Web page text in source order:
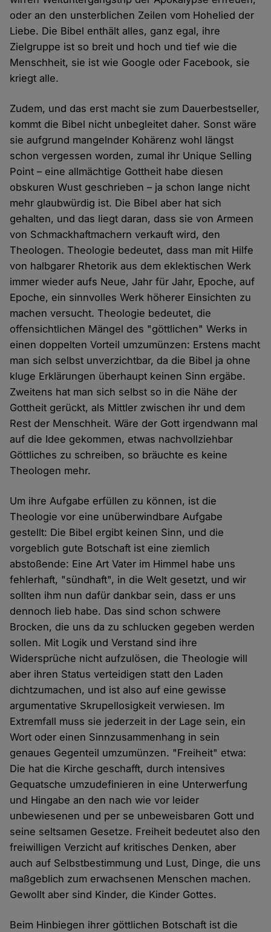
oder an den unsterblichen Zeilen vom Hohelied der
Liebe. Die Bibel enthält alles, ganz egal, ihre
Zielgruppe ist so breit und hoch und tief wie die
Menschheit, sie ist wie Google oder Facebook, sie
kriegt alle.
Zudem, und das erst macht sie zum Dauerbestseller,
kommt die Bibel nicht unbegleitet daher. Sonst wäre
sie aufgrund mangelnder Kohärenz wohl längst
schon vergessen worden, zumal ihr Unique Selling
Point – eine allmächtige Gottheit habe diesen
obskuren Wust geschrieben – ja schon lange nicht
mehr glaubwürdig ist. Die Bibel aber hat sich
gehalten, und das liegt daran, dass sie von Armeen
von Schmackhaftmachern verkauft wird, den
Theologen. Theologie bedeutet, dass man mit Hilfe
von halbgarer Rhetorik aus dem eklektischen Werk
immer wieder aufs Neue, Jahr für Jahr, Epoche, auf
Epoche, ein sinnvolles Werk höherer Einsichten zu
machen versucht. Theologie bedeutet, die
offensichtlichen Mängel des "göttlichen" Werks in
einen doppelten Vorteil umzumünzen: Erstens macht
man sich selbst unverzichtbar, da die Bibel ja ohne
kluge Erklärungen überhaupt keinen Sinn ergäbe.
Zweitens hat man sich selbst so in die Nähe der
Gottheit gerückt, als Mittler zwischen ihr und dem
Rest der Menschheit. Wäre der Gott irgendwann mal
auf die Idee gekommen, etwas nachvollziehbar
Göttliches zu schreiben, so bräuchte es keine
Theologen mehr.
Um ihre Aufgabe erfüllen zu können, ist die
Theologie vor eine unüberwindbare Aufgabe
gestellt: Die Bibel ergibt keinen Sinn, und die
vorgeblich gute Botschaft ist eine ziemlich
abstoßende: Eine Art Vater im Himmel habe uns
fehlerhaft, "sündhaft", in die Welt gesetzt, und wir
sollten ihm nun dafür dankbar sein, dass er uns
dennoch lieb habe. Das sind schon schwere
Brocken, die uns da zu schlucken gegeben werden
sollen. Mit Logik und Verstand sind ihre
Widersprüche nicht aufzulösen, die Theologie will
aber ihren Status verteidigen statt den Laden
dichtzumachen, und ist also auf eine gewisse
argumentative Skrupellosigkeit verwiesen. Im
Extremfall muss sie jederzeit in der Lage sein, ein
Wort oder einen Sinnzusammenhang in sein
genaues Gegenteil umzumünzen. "Freiheit" etwa:
Die hat die Kirche geschafft, durch intensives
Gequatsche umzudefinieren in eine Unterwerfung
und Hingabe an den nach wie vor leider
unbewiesenen und per se unbeweisbaren Gott und
seine seltsamen Gesetze. Freiheit bedeutet also den
freiwilligen Verzicht auf kritisches Denken, aber
auch auf Selbstbestimmung und Lust, Dinge, die uns
maßgeblich zum erwachsenen Menschen machen.
Gewollt aber sind Kinder, die Kinder Gottes.
Beim Hinbiegen ihrer göttlichen Botschaft ist die